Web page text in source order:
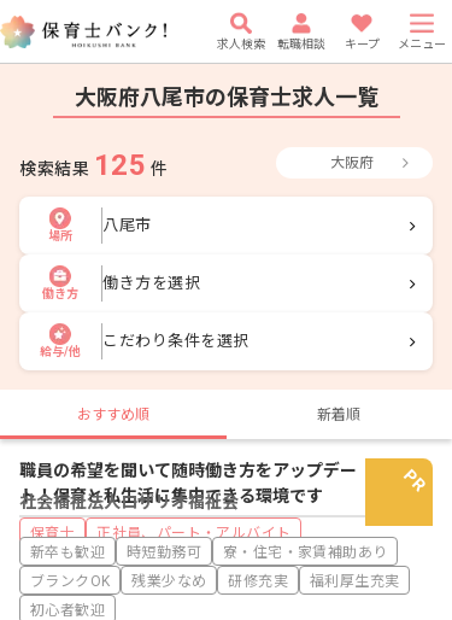
求人検索 転職相談 キープ メニュー
大阪府八尾市の保育士求人一覧
検索結果 125 件 大阪府
場所
八尾市
働き方
働き方を選択
給与/他
こだわり条件を選択
おすすめ順 新着順
社会福祉法人ロザリオ福祉会
保育士 正社員、パート・アルバイト
職員の希望を聞いて随時働き方をアップデー
ト！保育と私生活に集中できる環境です
新卒も歓迎 時短勤務可
寮・住宅・家賃補助あり
ブランクOK
残業少なめ 研修充実
福利厚生充実
初心者歓迎